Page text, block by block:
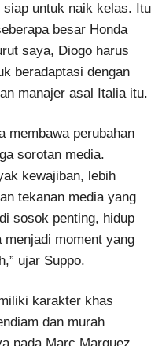
siap untuk naik kelas. Itu
besar Honda
saya, Diogo harus
beradaptasi dengan
manajer asal Italia itu.
membawa perubahan
sorotan media.
kewajiban, lebih
tekanan media yang
sosok penting, hidup
moment yang
ujar Suppo.
karakter khas
dan murah